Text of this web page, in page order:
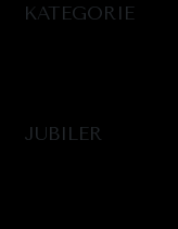
KATEGORIE
JUBILER